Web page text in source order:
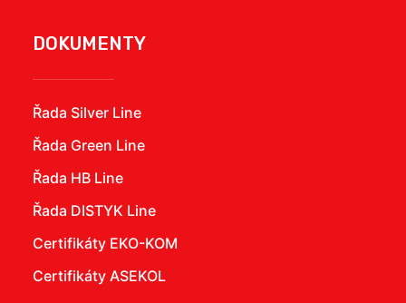
DOKUMENTY
Řada Silver Line
Řada Green Line
Řada HB Line
Řada DISTYK Line
Certifikáty EKO-KOM
Certifikáty ASEKOL